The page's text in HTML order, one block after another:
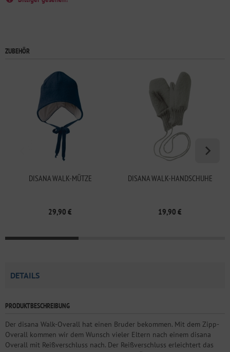
ZUBEHÖR
DISANA WALK-MÜTZE
29,90 €
DISANA WALK-HANDSCHUHE
19,90 €
DETAILS
PRODUKTBESCHREIBUNG
Der disana Walk-Overall hat einen Bruder bekommen. Mit dem Zipp-
Overall kommen wir dem Wunsch vieler Eltern nach einem disana
Overall mit Reißverschluss nach. Der Reißverschluss erleichtert das